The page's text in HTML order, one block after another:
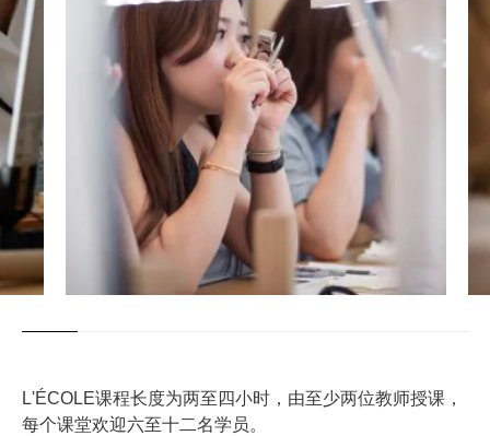
L'ÉCOLE课程长度为两至四小时，由至少两位教师授课，
每个课堂欢迎六至十二名学员。